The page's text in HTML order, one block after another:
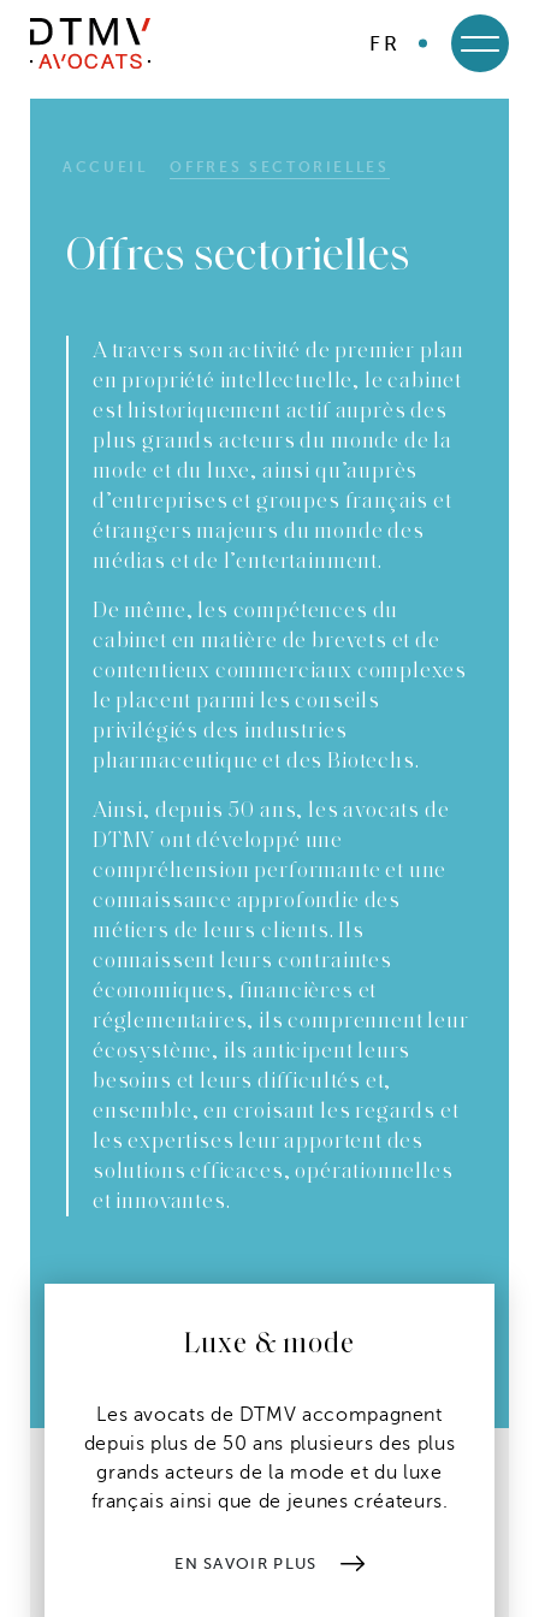
FR
ACCUEIL OFFRES SECTORIELLES
Offres sectorielles
A travers son activité de premier plan
en propriété intellectuelle, le cabinet
est historiquement actif auprès des
plus grands acteurs du monde de la
mode et du luxe, ainsi qu’auprès
d’entreprises et groupes français et
étrangers majeurs du monde des
médias et de l’entertainment.
De même, les compétences du
cabinet en matière de brevets et de
contentieux commerciaux complexes
le placent parmi les conseils
privilégiés des industries
pharmaceutique et des Biotechs.
Ainsi, depuis 50 ans, les avocats de
DTMV ont développé une
compréhension performante et une
connaissance approfondie des
métiers de leurs clients. Ils
connaissent leurs contraintes
économiques, financières et
réglementaires, ils comprennent leur
écosystème, ils anticipent leurs
besoins et leurs difficultés et,
ensemble, en croisant les regards et
les expertises leur apportent des
solutions efficaces, opérationnelles
et innovantes.
Luxe & mode
Les avocats de DTMV accompagnent
depuis plus de 50 ans plusieurs des plus
grands acteurs de la mode et du luxe
français ainsi que de jeunes créateurs.
EN SAVOIR PLUS